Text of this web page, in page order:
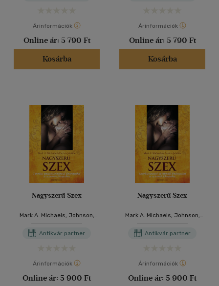
Árinformációk
Online ár: 5 790 Ft
Kosárba
Árinformációk
Online ár: 5 790 Ft
Kosárba
Nagyszerű Szex
Mark A. Michaels, Johnson,
Antikvár partner
Árinformációk
Online ár: 5 900 Ft
Nagyszerű Szex
Mark A. Michaels, Johnson,
Antikvár partner
Árinformációk
Online ár: 5 900 Ft